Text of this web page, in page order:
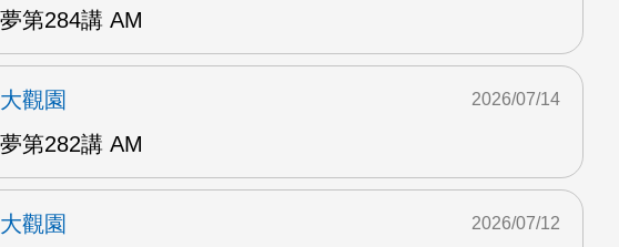
第284講 AM
觀園
第282講 AM
2026/07/14
觀園
2026/07/12